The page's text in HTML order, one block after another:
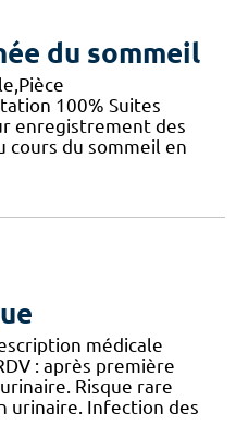
du sommeil
100% Suites
enregistrement des
cours du sommeil en
médicale
: après première
Risque rare
urinaire. Infection des